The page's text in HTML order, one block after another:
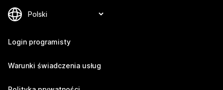
Login programisty
Warunki świadczenia usług